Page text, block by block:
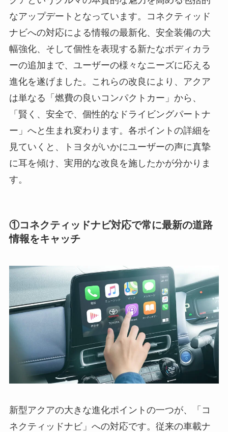
なアップデートとなっています。コネクティッド
ナビへの対応による情報の最新化、安全装備の大
幅強化、そして個性を表現する新たなボディカラ
ーの追加まで、ユーザーの様々なニーズに応える
進化を遂げました。これらの改良により、アクア
は単なる「燃費の良いコンパクトカー」から、
「賢く、安全で、個性的なドライビングパートナ
ー」へと生まれ変わります。各ポイントの詳細を
見ていくと、トヨタがいかにユーザーの声に真摯
に耳を傾け、実用的な改良を施したかが分かりま
す。
①コネクティッドナビ対応で常に最新の道路
情報をキャッチ
新型アクアの大きな進化ポイントの一つが、「コ
ネクティッドナビ」への対応です。従来の車載ナ